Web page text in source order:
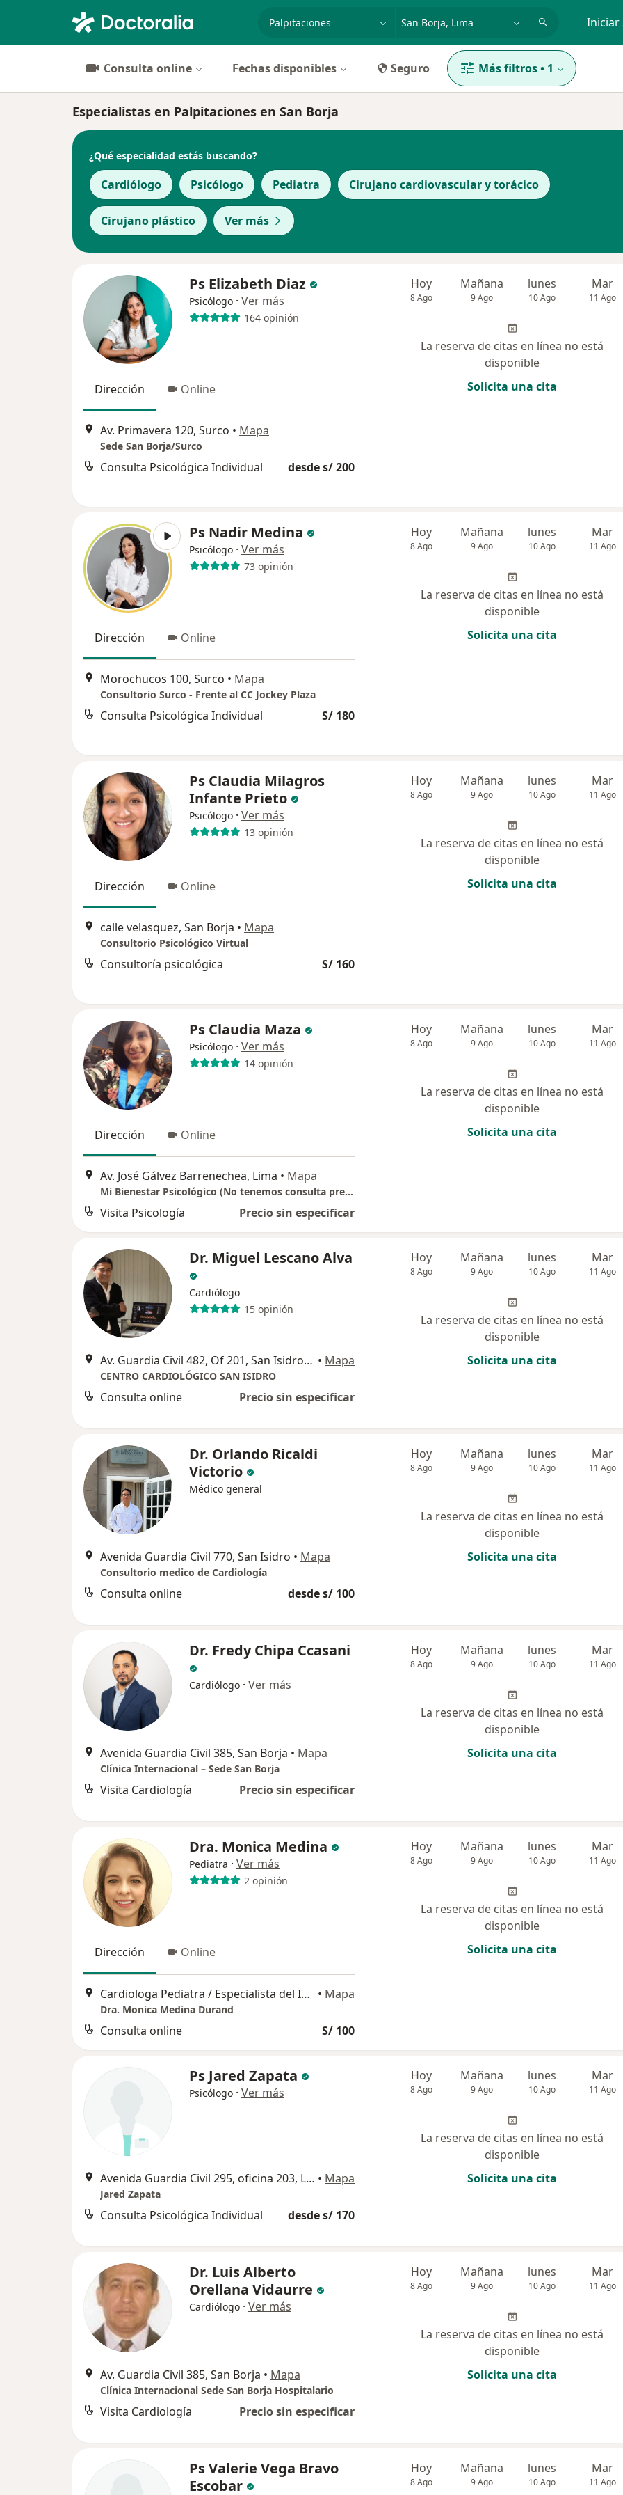
Iniciar
Consulta online Fechas disponibles Seguro Más filtros• 1
Especialistas en Palpitaciones en San Borja
¿Qué especialidad estás buscando?
Cardiólogo Psicólogo Pediatra Cirujano cardiovascular y torácico
Cirujano plástico Ver más
Ps Elizabeth Diaz
Psicólogo · Ver más
164 opinión
Dirección Online
Av. Primavera 120, Surco • Mapa
Sede San Borja/Surco
Consulta Psicológica Individual desde s/ 200
Hoy
8 Ago
Mañana
9 Ago
lunes
10 Ago
Mar
11 Ago
La reserva de citas en línea no está
disponible
Solicita una cita
Ps Nadir Medina
Psicólogo · Ver más
73 opinión
Dirección Online
Morochucos 100, Surco • Mapa
Consultorio Surco - Frente al CC Jockey Plaza
Consulta Psicológica Individual S/ 180
Hoy
8 Ago
Mañana
9 Ago
lunes
10 Ago
Mar
11 Ago
La reserva de citas en línea no está
disponible
Solicita una cita
Ps Claudia Milagros
Infante Prieto
Psicólogo · Ver más
13 opinión
Dirección Online
calle velasquez, San Borja • Mapa
Consultorio Psicológico Virtual
Consultoría psicológica S/ 160
Hoy
8 Ago
Mañana
9 Ago
lunes
10 Ago
Mar
11 Ago
La reserva de citas en línea no está
disponible
Solicita una cita
Ps Claudia Maza
Psicólogo · Ver más
14 opinión
Dirección Online
Av. José Gálvez Barrenechea, Lima • Mapa
Mi Bienestar Psicológico (No tenemos consulta presencial)
Visita Psicología Precio sin especificar
Hoy
8 Ago
Mañana
9 Ago
lunes
10 Ago
Mar
11 Ago
La reserva de citas en línea no está
disponible
Solicita una cita
Dr. Miguel Lescano Alva
Cardiólogo
15 opinión
Av. Guardia Civil 482, Of 201, San Isidro, San Isidro • Mapa
CENTRO CARDIOLÓGICO SAN ISIDRO
Consulta online Precio sin especificar
Hoy
8 Ago
Mañana
9 Ago
lunes
10 Ago
Mar
11 Ago
La reserva de citas en línea no está
disponible
Solicita una cita
Dr. Orlando Ricaldi
Victorio
Médico general
Avenida Guardia Civil 770, San Isidro • Mapa
Consultorio medico de Cardiología
Consulta online desde s/ 100
Hoy
8 Ago
Mañana
9 Ago
lunes
10 Ago
Mar
11 Ago
La reserva de citas en línea no está
disponible
Solicita una cita
Dr. Fredy Chipa Ccasani
Cardiólogo · Ver más
Avenida Guardia Civil 385, San Borja • Mapa
Clínica Internacional – Sede San Borja
Visita Cardiología Precio sin especificar
Hoy
8 Ago
Mañana
9 Ago
lunes
10 Ago
Mar
11 Ago
La reserva de citas en línea no está
disponible
Solicita una cita
Dra. Monica Medina
Pediatra · Ver más
2 opinión
Dirección Online
Cardiologa Pediatra / Especialista del INSN San Borja / Expert en Cardiopatías Congénitas, Lima • Mapa
Dra. Monica Medina Durand
Consulta online S/ 100
Hoy
8 Ago
Mañana
9 Ago
lunes
10 Ago
Mar
11 Ago
La reserva de citas en línea no está
disponible
Solicita una cita
Ps Jared Zapata
Psicólogo · Ver más
Avenida Guardia Civil 295, oficina 203, Lima • Mapa
Jared Zapata
Consulta Psicológica Individual desde s/ 170
Hoy
8 Ago
Mañana
9 Ago
lunes
10 Ago
Mar
11 Ago
La reserva de citas en línea no está
disponible
Solicita una cita
Dr. Luis Alberto
Orellana Vidaurre
Cardiólogo · Ver más
Av. Guardia Civil 385, San Borja • Mapa
Clínica Internacional Sede San Borja Hospitalario
Visita Cardiología Precio sin especificar
Hoy
8 Ago
Mañana
9 Ago
lunes
10 Ago
Mar
11 Ago
La reserva de citas en línea no está
disponible
Solicita una cita
Ps Valerie Vega Bravo
Escobar
Hoy
8 Ago
Mañana
9 Ago
lunes
10 Ago
Mar
11 Ago